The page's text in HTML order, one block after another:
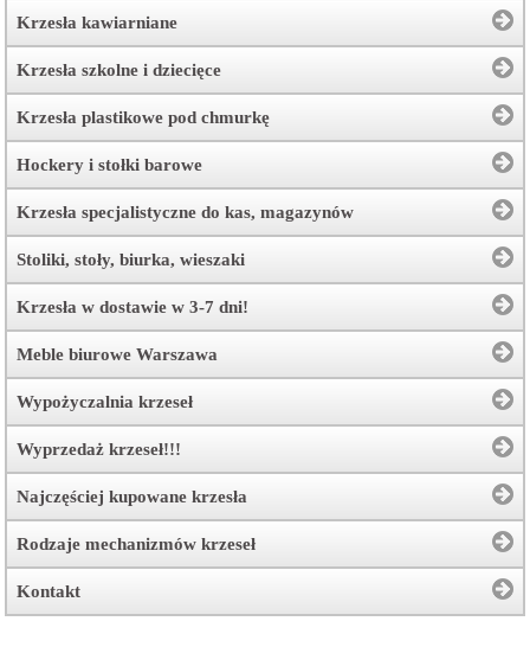
Krzesła kawiarniane
Krzesła szkolne i dziecięce
Krzesła plastikowe pod chmurkę
Hockery i stołki barowe
Krzesła specjalistyczne do kas, magazynów
Stoliki, stoły, biurka, wieszaki
Krzesła w dostawie w 3-7 dni!
Meble biurowe Warszawa
Wypożyczalnia krzeseł
Wyprzedaż krzeseł!!!
Najczęściej kupowane krzesła
Rodzaje mechanizmów krzeseł
Kontakt